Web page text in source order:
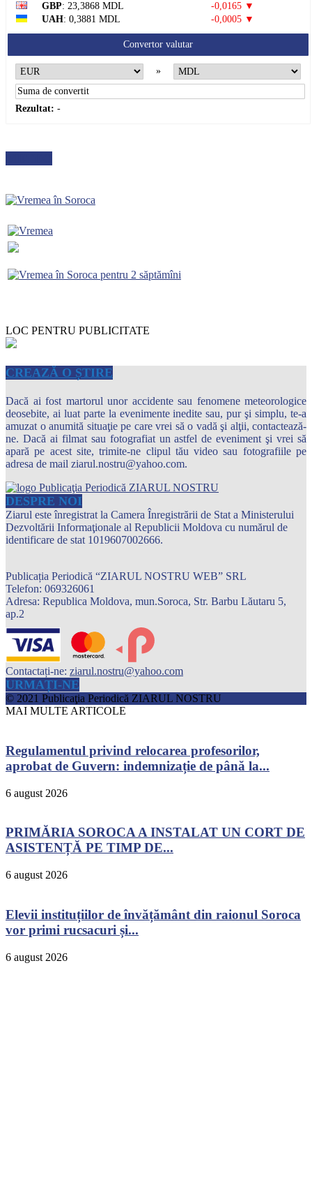
GBP: 23,3868 MDL
-0,0165 ▼
UAH: 0,3881 MDL -0,0005 ▼
Convertor valutar
»
Rezultat: -
LOC PENTRU PUBLICITATE
CREAZĂ O ȘTIRE
Dacă ai fost martorul unor accidente sau fenomene meteorologice
deosebite, ai luat parte la evenimente inedite sau, pur şi simplu, te-a
amuzat o anumită situaţie pe care vrei să o vadă şi alţii, contactează-
ne. Dacă ai filmat sau fotografiat un astfel de eveniment şi vrei să
apară pe acest site, trimite-ne clipul tău video sau fotografiile pe
adresa de mail ziarul.nostru@yahoo.com.
DESPRE NOI
Ziarul este înregistrat la Camera Înregistrării de Stat a Ministerului
Dezvoltării Informaţionale al Republicii Moldova cu numărul de
identificare de stat 1019607002666.
Publicația Periodică “ZIARUL NOSTRU WEB” SRL
Telefon: 069326061
Adresa: Republica Moldova, mun.Soroca, Str. Barbu Lăutaru 5,
ap.2
Contactați-ne: ziarul.nostru@yahoo.com
URMAȚI-NE
© 2021 Publicaţia Periodică ZIARUL NOSTRU
MAI MULTE ARTICOLE
Regulamentul privind relocarea profesorilor,
aprobat de Guvern: indemnizație de până la...
6 august 2026
PRIMĂRIA SOROCA A INSTALAT UN CORT DE
ASISTENȚĂ PE TIMP DE...
6 august 2026
Elevii instituțiilor de învățământ din raionul Soroca
vor primi rucsacuri și...
6 august 2026